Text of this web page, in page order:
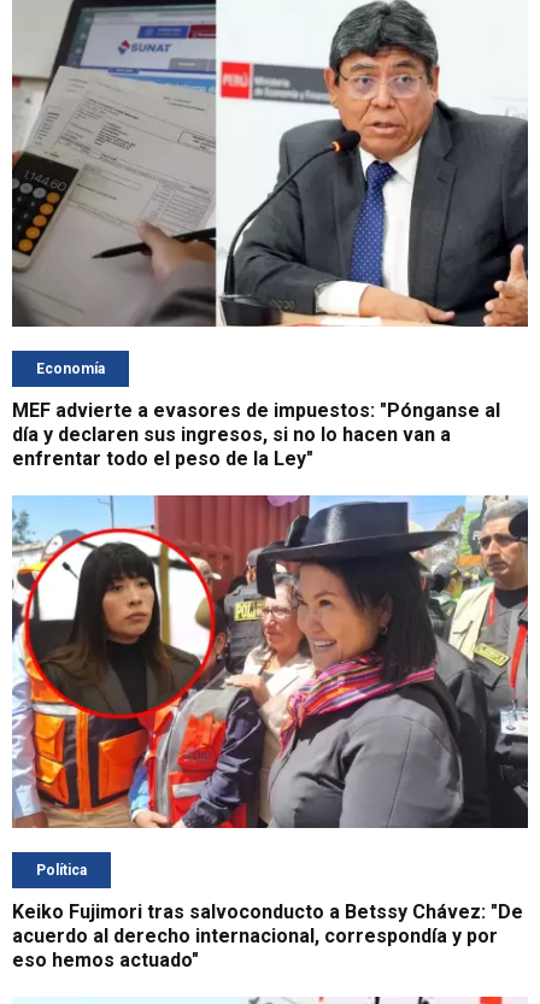
Economía
MEF advierte a evasores de impuestos: "Pónganse al
día y declaren sus ingresos, si no lo hacen van a
enfrentar todo el peso de la Ley"
Política
Keiko Fujimori tras salvoconducto a Betssy Chávez: "De
acuerdo al derecho internacional, correspondía y por
eso hemos actuado"